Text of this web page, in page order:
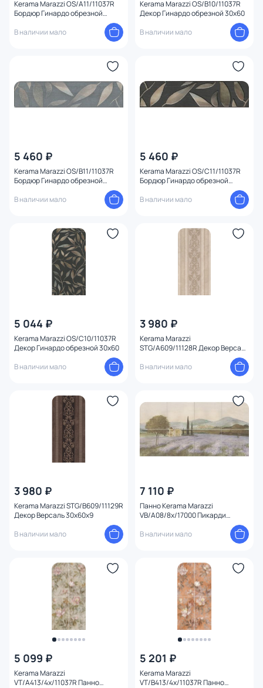
Kerama Marazzi OS/A11/11037R
Бордюр Гинардо обрезной
В наличии мало
Kerama Marazzi OS/B10/11037R
Декор Гинардо обрезной 30х60
В наличии мало
5 460 ₽
Kerama Marazzi OS/B11/11037R
Бордюр Гинардо обрезной
В наличии мало
5 460 ₽
Kerama Marazzi OS/C11/11037R
Бордюр Гинардо обрезной
В наличии мало
5 044 ₽
Kerama Marazzi OS/C10/11037R
Декор Гинардо обрезной 30х60
В наличии мало
3 980 ₽
Kerama Marazzi
STG/A609/11128R Декор Версаль
В наличии мало
3 980 ₽
Kerama Marazzi STG/B609/11129R
Декор Версаль 30х60х9
В наличии мало
7 110 ₽
Панно Kerama Marazzi
VB/A08/8x/17000 Пикарди
В наличии мало
5 099 ₽
Kerama Marazzi
VT/A413/4x/11037R Панно
5 201 ₽
Kerama Marazzi
VT/B413/4x/11037R Панно